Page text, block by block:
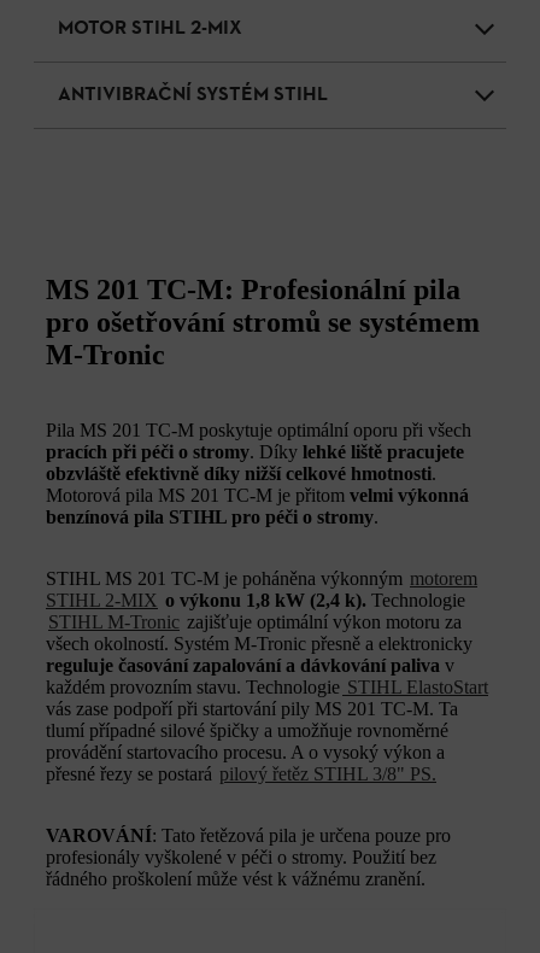
MOTOR STIHL 2-MIX
ANTIVIBRAČNÍ SYSTÉM STIHL
MS 201 TC-M: Profesionální pila
pro ošetřování stromů se systémem
M-Tronic
Pila MS 201 TC-M poskytuje optimální oporu při všech
pracích při péči o stromy. Díky lehké liště pracujete
obzvláště efektivně díky nižší celkové hmotnosti.
Motorová pila MS 201 TC-M je přitom velmi výkonná
benzínová pila STIHL pro péči o stromy.
STIHL MS 201 TC-M je poháněna výkonným motorem
STIHL 2-MIX o výkonu 1,8 kW (2,4 k). Technologie
STIHL M-Tronic zajišťuje optimální výkon motoru za
všech okolností. Systém M-Tronic přesně a elektronicky
reguluje časování zapalování a dávkování paliva v
každém provozním stavu. Technologie STIHL ElastoStart
vás zase podpoří při startování pily MS 201 TC-M. Ta
tlumí případné silové špičky a umožňuje rovnoměrné
provádění startovacího procesu. A o vysoký výkon a
přesné řezy se postará pilový řetěz STIHL 3/8" PS.
VAROVÁNÍ: Tato řetězová pila je určena pouze pro
profesionály vyškolené v péči o stromy. Použití bez
řádného proškolení může vést k vážnému zranění.